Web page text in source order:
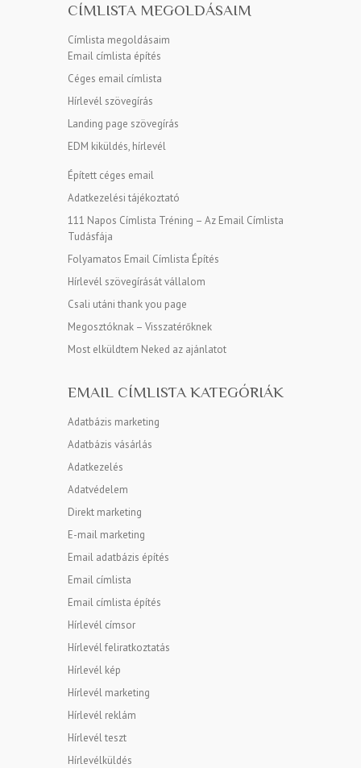
CÍMLISTA MEGOLDÁSAIM
Címlista megoldásaim
Email címlista építés
Céges email címlista
Hírlevél szövegírás
Landing page szövegírás
EDM kiküldés, hírlevél
Épített céges email
Adatkezelési tájékoztató
111 Napos Címlista Tréning – Az Email Címlista
Tudásfája
Folyamatos Email Címlista Építés
Hírlevél szövegírását vállalom
Csali utáni thank you page
Megosztóknak – Visszatérőknek
Most elküldtem Neked az ajánlatot
EMAIL CÍMLISTA KATEGÓRIÁK
Adatbázis marketing
Adatbázis vásárlás
Adatkezelés
Adatvédelem
Direkt marketing
E-mail marketing
Email adatbázis építés
Email címlista
Email címlista építés
Hírlevél címsor
Hírlevél feliratkoztatás
Hírlevél kép
Hírlevél marketing
Hírlevél reklám
Hírlevél teszt
Hírlevélküldés